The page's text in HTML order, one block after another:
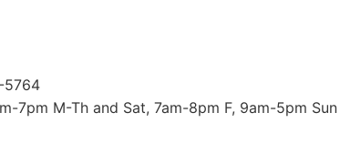
5764
7pm M-Th and Sat, 7am-8pm F, 9am-5pm Sun